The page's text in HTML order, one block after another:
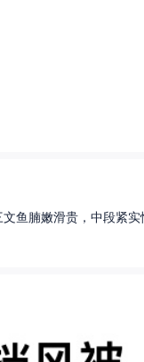
鱼腩嫩滑贵，中段紧